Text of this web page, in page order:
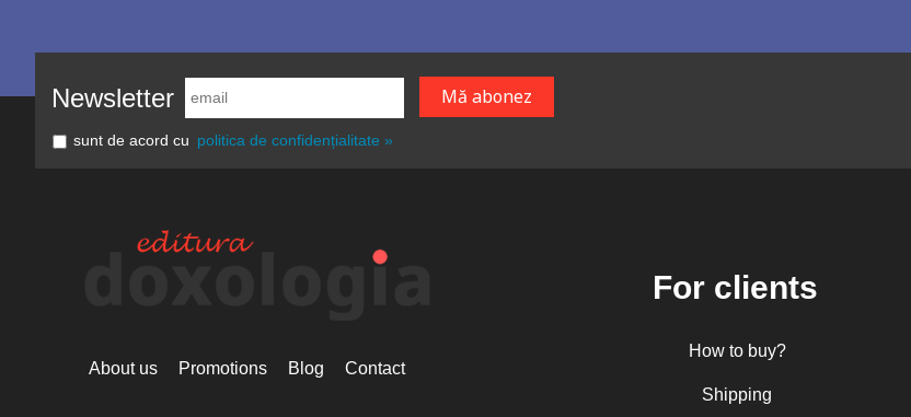
Newsletter
sunt de acord cu politica de confidențialitate »
About us Promotions Blog Contact
For clients
How to buy?
Shipping